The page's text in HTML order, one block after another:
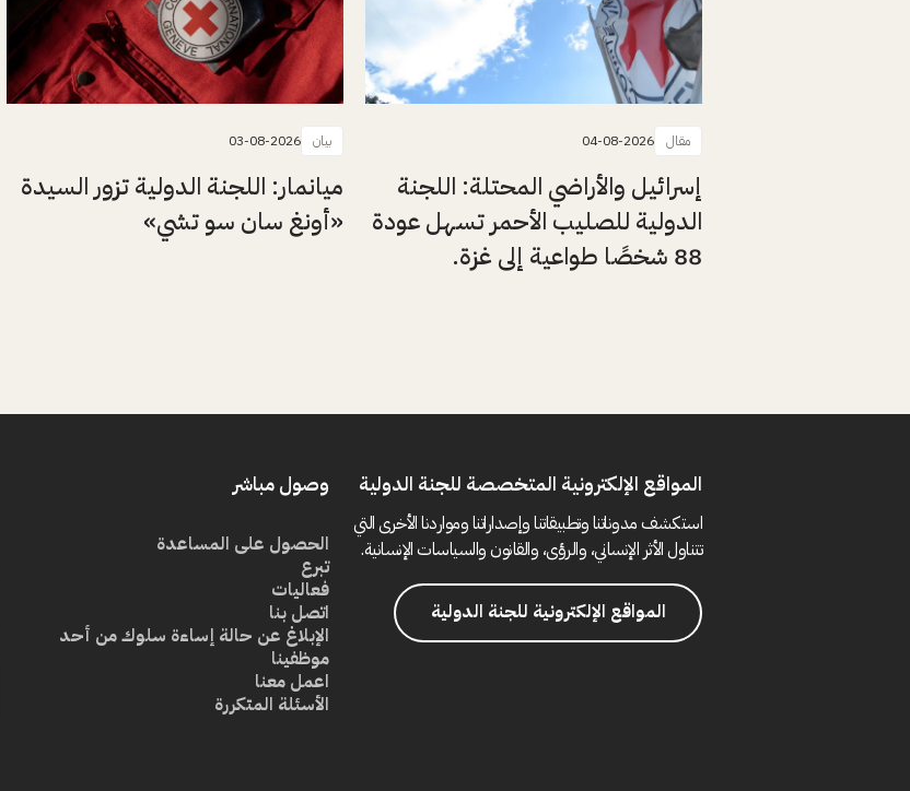
مقال 04-08-2026
إسرائيل والأراضي المحتلة: اللجنة
الدولية للصليب الأحمر تسهل عودة
88 شخصًا طواعية إلى غزة.
بيان 03-08-2026
ميانمار: اللجنة الدولية تزور السيدة
«أونغ سان سو تشي»
المواقع الإلكترونية المتخصصة للجنة الدولية
استكشف مدوناتنا وتطبيقاتنا وإصداراتنا ومواردنا الأخرى التي
تتناول الأثر الإنساني، والرؤى، والقانون والسياسات الإنسانية.
المواقع الإلكترونية للجنة الدولية
وصول مباشر
الحصول على المساعدة
تبرع
فعاليات
اتصل بنا
الإبلاغ عن حالة إساءة سلوك من أحد
موظفينا
اعمل معنا
الأسئلة المتكررة